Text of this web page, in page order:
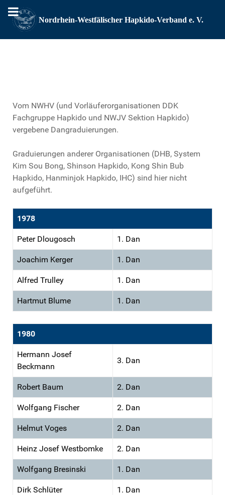
Vom NWHV (und Vorläuferorganisationen DDK
Fachgruppe Hapkido und NWJV Sektion Hapkido)
vergebene Dangraduierungen.
Graduierungen anderer Organisationen (DHB, System
Kim Sou Bong, Shinson Hapkido, Kong Shin Bub
Hapkido, Hanminjok Hapkido, IHC) sind hier nicht
aufgeführt.
1978
Peter Dlougosch 1. Dan
Joachim Kerger 1. Dan
Alfred Trulley 1. Dan
Hartmut Blume 1. Dan
1980
Hermann Josef
Beckmann
3. Dan
Robert Baum 2. Dan
Wolfgang Fischer 2. Dan
Helmut Voges 2. Dan
Heinz Josef Westbomke 2. Dan
Wolfgang Bresinski 1. Dan
Dirk Schlüter 1. Dan